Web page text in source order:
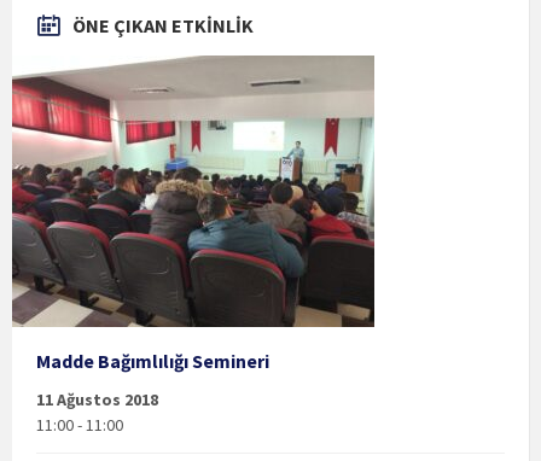
ÖNE ÇIKAN ETKİNLİK
Madde Bağımlılığı Semineri
11 Ağustos 2018
11:00 - 11:00